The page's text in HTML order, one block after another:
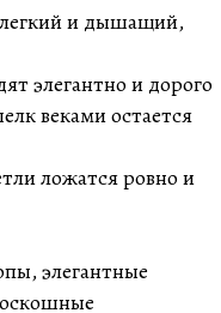
и дышащий,
элегантно и дорого
веками остается
ложатся ровно и
элегантные